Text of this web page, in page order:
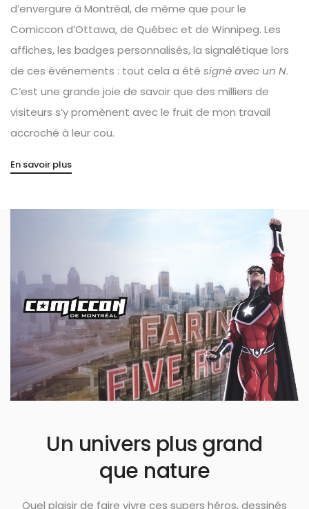
d’envergure à Montréal, de même que pour le
Comiccon d’Ottawa, de Québec et de Winnipeg. Les
affiches, les badges personnalisés, la signalétique lors
de ces événements : tout cela a été signé avec un N.
C’est une grande joie de savoir que des milliers de
visiteurs s’y promènent avec le fruit de mon travail
accroché à leur cou.
En savoir plus
Un univers plus grand
que nature
Quel plaisir de faire vivre ces supers héros,dessinés